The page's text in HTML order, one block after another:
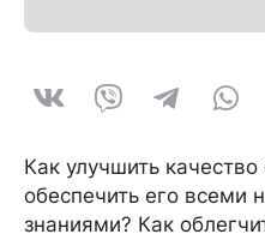
Как улучшить
обеспечить его всеми
знаниями? Как